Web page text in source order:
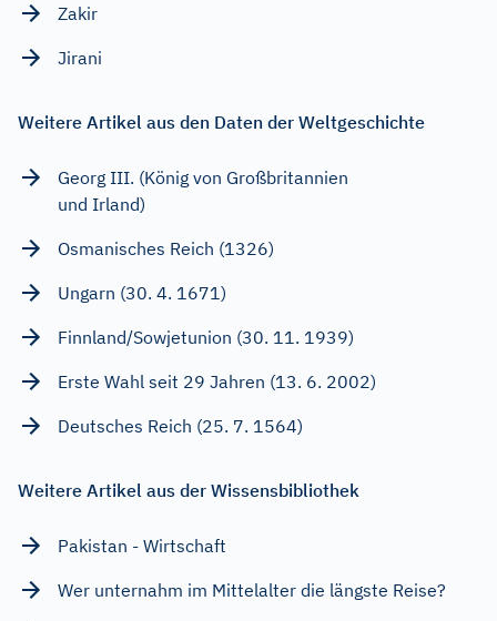
Zakir
Jirani
Weitere Artikel aus den Daten der Weltgeschichte
Georg III. (König von Großbritannien
und Irland)
Osmanisches Reich (1326)
Ungarn (30. 4. 1671)
Finnland/Sowjetunion (30. 11. 1939)
Erste Wahl seit 29 Jahren (13. 6. 2002)
Deutsches Reich (25. 7. 1564)
Weitere Artikel aus der Wissensbibliothek
Pakistan - Wirtschaft
Wer unternahm im Mittelalter die längste Reise?